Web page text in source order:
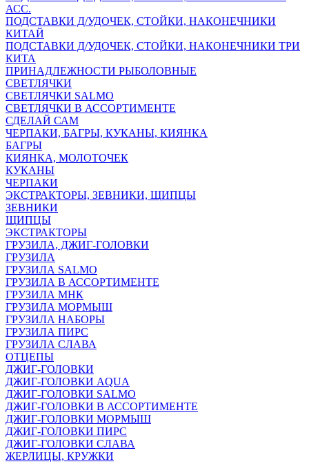
АСС.
ПОДСТАВКИ Д/УДОЧЕК, СТОЙКИ, НАКОНЕЧНИКИ
КИТАЙ
ПОДСТАВКИ Д/УДОЧЕК, СТОЙКИ, НАКОНЕЧНИКИ ТРИ
КИТА
ПРИНАДЛЕЖНОСТИ РЫБОЛОВНЫЕ
СВЕТЛЯЧКИ
СВЕТЛЯЧКИ SALMO
СВЕТЛЯЧКИ В АССОРТИМЕНТЕ
СДЕЛАЙ САМ
ЧЕРПАКИ, БАГРЫ, КУКАНЫ, КИЯНКА
БАГРЫ
КИЯНКА, МОЛОТОЧЕК
КУКАНЫ
ЧЕРПАКИ
ЭКСТРАКТОРЫ, ЗЕВНИКИ, ЩИПЦЫ
ЗЕВНИКИ
ЩИПЦЫ
ЭКСТРАКТОРЫ
ГРУЗИЛА, ДЖИГ-ГОЛОВКИ
ГРУЗИЛА
ГРУЗИЛА SALMO
ГРУЗИЛА В АССОРТИМЕНТЕ
ГРУЗИЛА МНК
ГРУЗИЛА МОРМЫШ
ГРУЗИЛА НАБОРЫ
ГРУЗИЛА ПИРС
ГРУЗИЛА СЛАВА
ОТЦЕПЫ
ДЖИГ-ГОЛОВКИ
ДЖИГ-ГОЛОВКИ AQUA
ДЖИГ-ГОЛОВКИ SALMO
ДЖИГ-ГОЛОВКИ В АССОРТИМЕНТЕ
ДЖИГ-ГОЛОВКИ МОРМЫШ
ДЖИГ-ГОЛОВКИ ПИРС
ДЖИГ-ГОЛОВКИ СЛАВА
ЖЕРЛИЦЫ, КРУЖКИ